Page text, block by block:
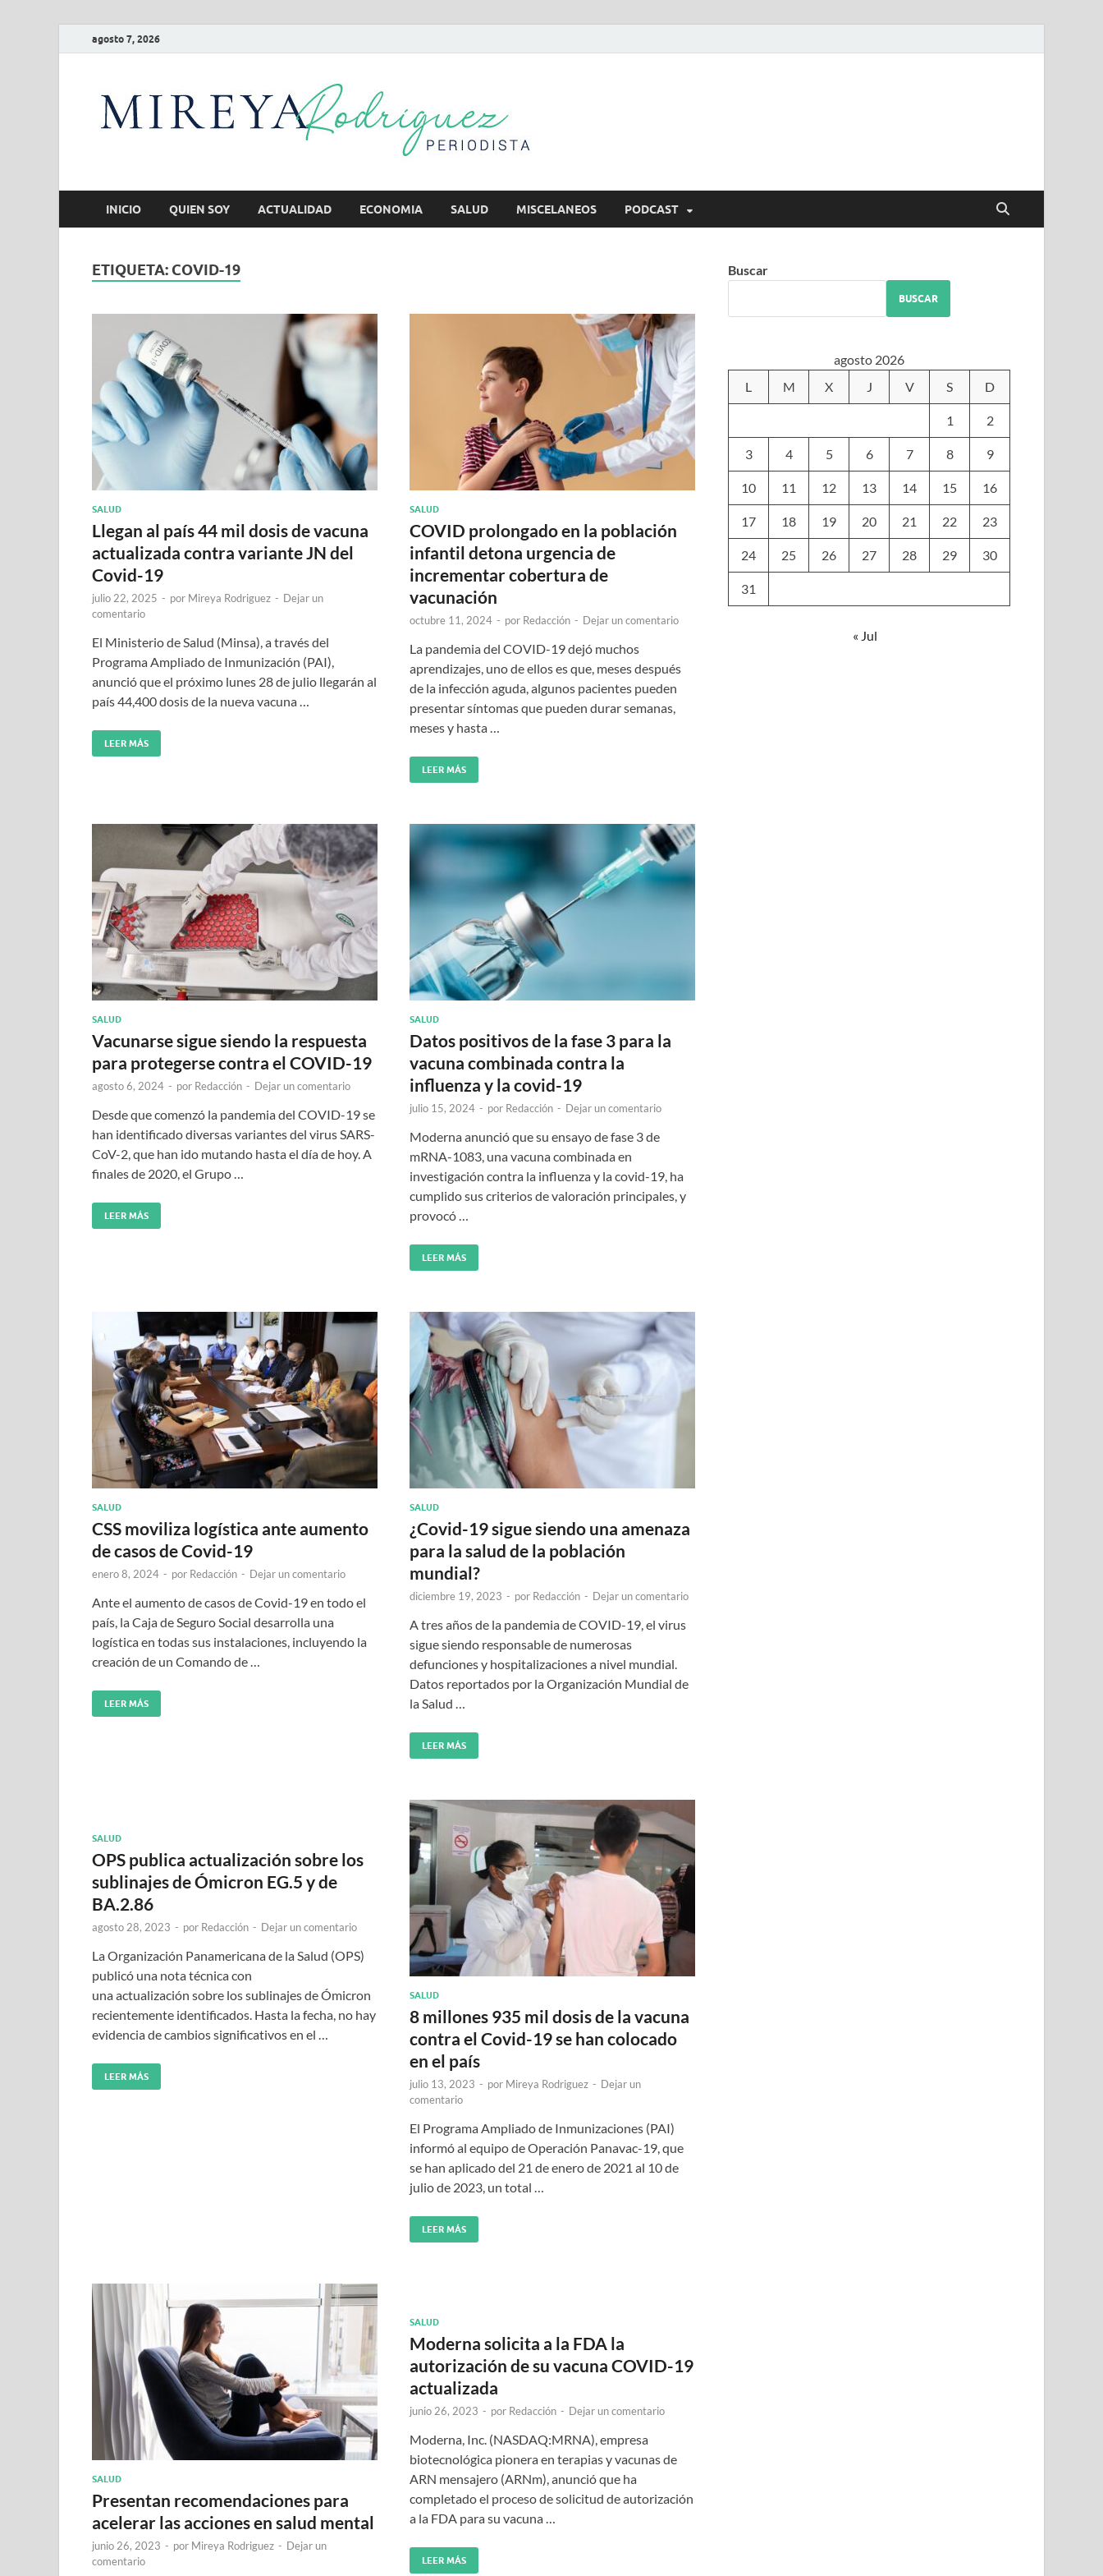
agosto 7, 2026
INICIO QUIEN SOY ACTUALIDAD ECONOMIA SALUD MISCELANEOS PODCAST
ETIQUETA: COVID-19
SALUD
Llegan al país 44 mil dosis de vacuna
actualizada contra variante JN del
Covid-19
julio 22, 2025 - por Mireya Rodriguez - Dejar un
comentario
El Ministerio de Salud (Minsa), a través del
Programa Ampliado de Inmunización (PAI),
anunció que el próximo lunes 28 de julio llegarán al
país 44,400 dosis de la nueva vacuna …
LEER MÁS
SALUD
COVID prolongado en la población
infantil detona urgencia de
incrementar cobertura de
vacunación
octubre 11, 2024 - por Redacción - Dejar un comentario
La pandemia del COVID-19 dejó muchos
aprendizajes, uno de ellos es que, meses después
de la infección aguda, algunos pacientes pueden
presentar síntomas que pueden durar semanas,
meses y hasta …
LEER MÁS
SALUD
Vacunarse sigue siendo la respuesta
para protegerse contra el COVID-19
agosto 6, 2024 - por Redacción - Dejar un comentario
Desde que comenzó la pandemia del COVID-19 se
han identificado diversas variantes del virus SARS-
CoV-2, que han ido mutando hasta el día de hoy. A
finales de 2020, el Grupo …
LEER MÁS
SALUD
Datos positivos de la fase 3 para la
vacuna combinada contra la
influenza y la covid-19
julio 15, 2024 - por Redacción - Dejar un comentario
Moderna anunció que su ensayo de fase 3 de
mRNA-1083, una vacuna combinada en
investigación contra la influenza y la covid-19, ha
cumplido sus criterios de valoración principales, y
provocó …
LEER MÁS
SALUD
CSS moviliza logística ante aumento
de casos de Covid-19
enero 8, 2024 - por Redacción - Dejar un comentario
Ante el aumento de casos de Covid-19 en todo el
país, la Caja de Seguro Social desarrolla una
logística en todas sus instalaciones, incluyendo la
creación de un Comando de …
LEER MÁS
SALUD
¿Covid-19 sigue siendo una amenaza
para la salud de la población
mundial?
diciembre 19, 2023 - por Redacción - Dejar un comentario
A tres años de la pandemia de COVID-19, el virus
sigue siendo responsable de numerosas
defunciones y hospitalizaciones a nivel mundial.
Datos reportados por la Organización Mundial de
la Salud …
LEER MÁS
SALUD
OPS publica actualización sobre los
sublinajes de Ómicron EG.5 y de
BA.2.86
agosto 28, 2023 - por Redacción - Dejar un comentario
La Organización Panamericana de la Salud (OPS)
publicó una nota técnica con
una actualización sobre los sublinajes de Ómicron
recientemente identificados. Hasta la fecha, no hay
evidencia de cambios significativos en el …
LEER MÁS
SALUD
8 millones 935 mil dosis de la vacuna
contra el Covid-19 se han colocado
en el país
julio 13, 2023 - por Mireya Rodriguez - Dejar un
comentario
El Programa Ampliado de Inmunizaciones (PAI)
informó al equipo de Operación Panavac-19, que
se han aplicado del 21 de enero de 2021 al 10 de
julio de 2023, un total …
LEER MÁS
SALUD
Presentan recomendaciones para
acelerar las acciones en salud mental
junio 26, 2023 - por Mireya Rodriguez - Dejar un
comentario
SALUD
Moderna solicita a la FDA la
autorización de su vacuna COVID-19
actualizada
junio 26, 2023 - por Redacción - Dejar un comentario
Moderna, Inc. (NASDAQ:MRNA), empresa
biotecnológica pionera en terapias y vacunas de
ARN mensajero (ARNm), anunció que ha
completado el proceso de solicitud de autorización
a la FDA para su vacuna …
LEER MÁS
Buscar
BUSCAR
agosto 2026
L
M X J V S D
1 2
3 4 5 6 7 8 9
10 11 12 13 14 15 16
17 18 19 20 21 22 23
24 25 26 27 28 29 30
31
« Jul